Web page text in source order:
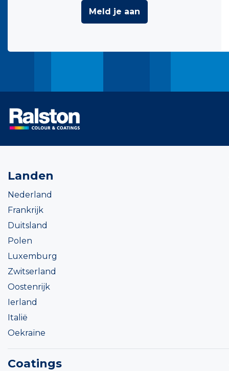
Meld je aan
Landen
Nederland
Frankrijk
Duitsland
Polen
Luxemburg
Zwitserland
Oostenrijk
Ierland
Italië
Oekraïne
Coatings